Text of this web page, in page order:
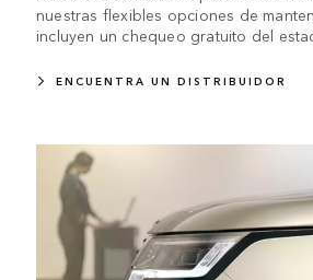
nuestras flexibles opciones de
incluyen un chequeo gratuito del
ENCUENTRA UN DISTRIBUIDOR